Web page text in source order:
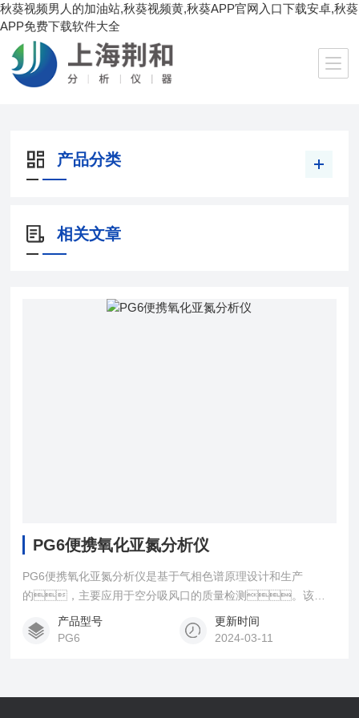
秋葵视频男人的加油站,秋葵视频黄,秋葵APP官网入口下载安卓,秋葵
APP免费下载软件大全
当前位置： 首页 /产品中心 便携氧化亚氮分析仪
产品分类
相关文章
PG6便携氧化亚氮分析仪
PG6便携氧化亚氮分析仪是基于气相色谱原理设计和生产
的，主要应用于空分吸风口的质量检测。该空
分分析仪可以扩展检测空分装置吸风口处的微量N2O、
C2H2、CH4、CO2，最小检测浓度
产品型号
PG6
更新时间
2024-03-11